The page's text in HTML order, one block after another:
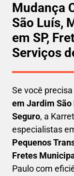
Mudança
São Luís,
em SP,
Serviços
Se você
em Jardim São
Seguro, a
especialistas
Pequenos
Fretes
Paulo com